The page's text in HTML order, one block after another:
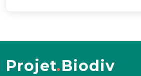
Projet.Biodiv